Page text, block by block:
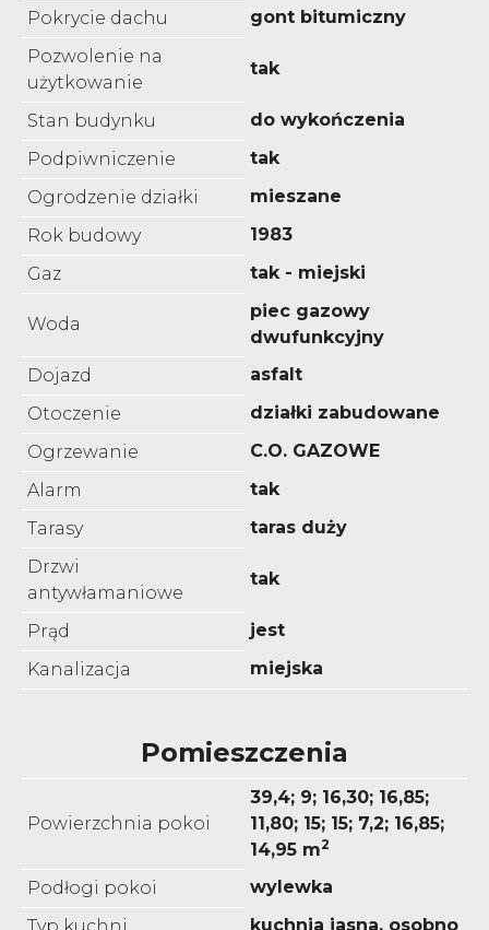
Pokrycie dachu
gont bitumiczny
Pozwolenie na
użytkowanie
tak
Stan budynku
do wykończenia
Podpiwniczenie
tak
Ogrodzenie działki
mieszane
Rok budowy
1983
Gaz
tak - miejski
Woda
piec gazowy
dwufunkcyjny
Dojazd
asfalt
Otoczenie
działki zabudowane
Ogrzewanie
C.O. GAZOWE
Alarm
tak
Tarasy
taras duży
Drzwi
antywłamaniowe
tak
Prąd
jest
Kanalizacja
miejska
Pomieszczenia
Powierzchnia pokoi
39,4; 9; 16,30; 16,85;
11,80; 15; 15; 7,2; 16,85;
14,95 m2
Podłogi pokoi
wylewka
kuchnia jasna, osobno